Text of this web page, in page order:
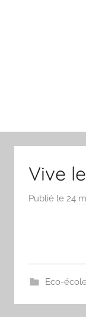
Vive
Publié le 24
Eco-